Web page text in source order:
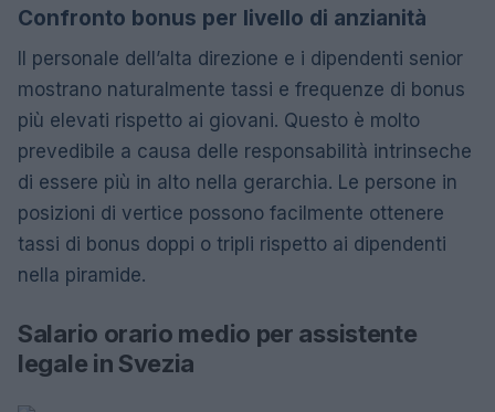
Confronto bonus per livello di anzianità
Il personale dell’alta direzione e i dipendenti senior
mostrano naturalmente tassi e frequenze di bonus
più elevati rispetto ai giovani. Questo è molto
prevedibile a causa delle responsabilità intrinseche
di essere più in alto nella gerarchia. Le persone in
posizioni di vertice possono facilmente ottenere
tassi di bonus doppi o tripli rispetto ai dipendenti
nella piramide.
Salario orario medio per assistente
legale in Svezia